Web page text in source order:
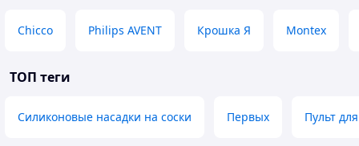
Chicco Philips AVENT Крошка Я Montex
ТОП теги
Силиконовые насадки на соски Первых Пульт